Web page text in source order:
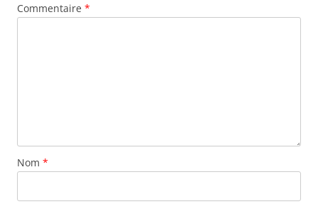
Commentaire *
Nom *